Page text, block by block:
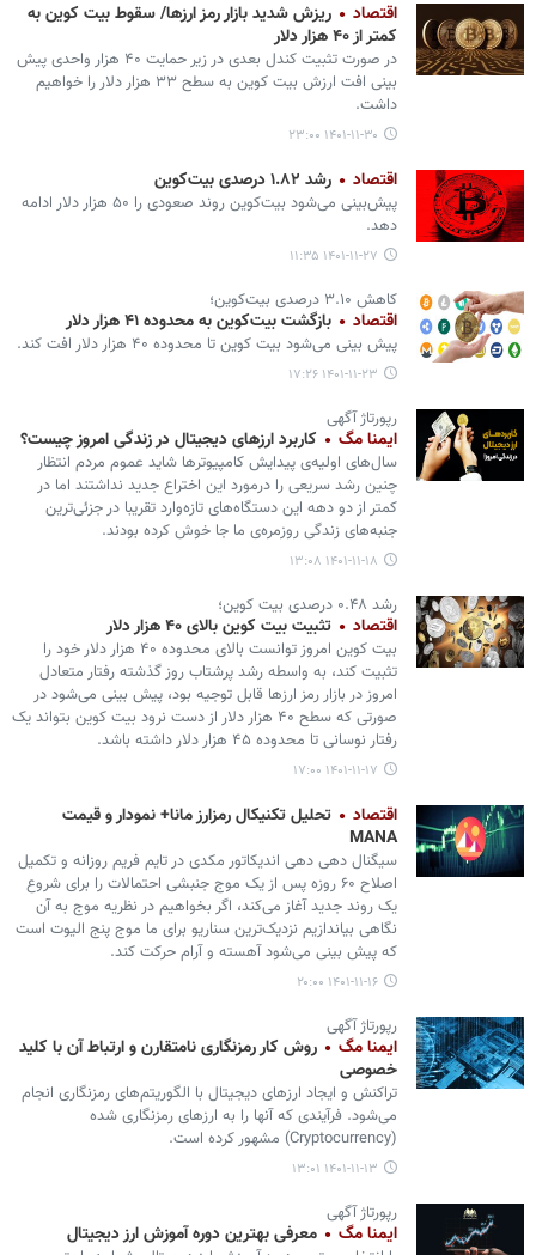
اقتصاد
ریزش شدید بازار رمز ارزها/ سقوط بیت کوین به
کمتر از ۴۰ هزار دلار
در صورت تثبیت کندل بعدی در زیر حمایت ۴۰ هزار واحدی پیش
بینی افت ارزش بیت کوین به سطح ۳۳ هزار دلار را خواهیم
داشت.
۱۴۰۱-۱۱-۳۰ ۲۳:۰۰
اقتصاد رشد ۱.۸۲ درصدی بیت‌کوین
پیش‌بینی می‌شود بیت‌کوین روند صعودی را ۵۰ هزار دلار ادامه
دهد.
۱۴۰۱-۱۱-۲۷ ۱۱:۳۵
کاهش ۳.۱۰ درصدی بیت‌کوین؛
اقتصاد بازگشت بیت‌کوین به محدوده ۴۱ هزار دلار
پیش بینی می‌شود بیت کوین تا محدوده ۴۰ هزار دلار افت کند.
۱۴۰۱-۱۱-۲۳ ۱۷:۲۶
رپورتاژ آگهی
ایمنا مگ کاربرد ارزهای دیجیتال در زندگی امروز چیست؟
سال‌های اولیه‌ی پیدایش کامپیوترها شاید عموم مردم انتظار
چنین رشد سریعی را درمورد این اختراع جدید نداشتند اما در
کمتر از دو دهه این دستگاه‌های تازه‌وارد تقریبا در جزئی‌ترین
جنبه‌های زندگی روزمره‌ی ما جا خوش کرده بودند.
۱۴۰۱-۱۱-۱۸ ۱۳:۰۸
رشد ۰.۴۸ درصدی بیت کوین؛
اقتصاد تثبیت بیت کوین بالای ۴۰ هزار دلار
بیت کوین امروز توانست بالای محدوده ۴۰ هزار دلار خود را
تثبیت کند، به واسطه رشد پرشتاب روز گذشته رفتار متعادل
امروز در بازار رمز ارزها قابل توجیه بود، پیش بینی می‌شود در
صورتی که سطح ۴۰ هزار دلار از دست نرود بیت کوین بتواند یک
رفتار نوسانی تا محدوده ۴۵ هزار دلار داشته باشد.
۱۴۰۱-۱۱-۱۷ ۱۷:۰۰
اقتصاد
تحلیل تکنیکال رمزارز مانا+ نمودار و قیمت
MANA
سیگنال دهی دهی اندیکاتور مکدی در تایم فریم روزانه و تکمیل
اصلاح ۶۰ روزه پس از یک موج جنبشی احتمالات را برای شروع
یک روند جدید آغاز می‌کند، اگر بخواهیم در نظریه موج به آن
نگاهی بیاندازیم نزدیک‌ترین سناریو برای ما موج پنج الیوت است
که پیش بینی می‌شود آهسته و آرام حرکت کند.
۱۴۰۱-۱۱-۱۶ ۲۰:۰۰
رپورتاژ آگهی
ایمنا مگ
روش کار رمزنگاری نامتقارن و ارتباط آن با کلید
خصوصی
تراکنش‌ و ایجاد ارزهای دیجیتال با الگوریتم‌های رمزنگاری انجام
می‌شود. فرآیندی که آنها را به ارزهای رمزنگاری شده
(Cryptocurrency) مشهور کرده است.
۱۴۰۱-۱۱-۱۳ ۱۳:۰۱
رپورتاژ آگهی
ایمنا مگ معرفی بهترین دوره آموزش ارز دیجیتال